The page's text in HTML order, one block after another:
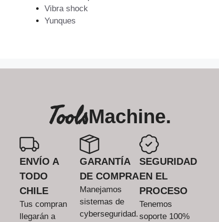
Vibra shock
Yunques
ToolsMachine.
ENVÍO A
TODO
CHILE
Tus compran
llegarán a
GARANTÍA
DE COMPRA
Manejamos
sistemas de
cyberseguridad.
SEGURIDAD
EN EL
PROCESO
Tenemos
soporte 100%